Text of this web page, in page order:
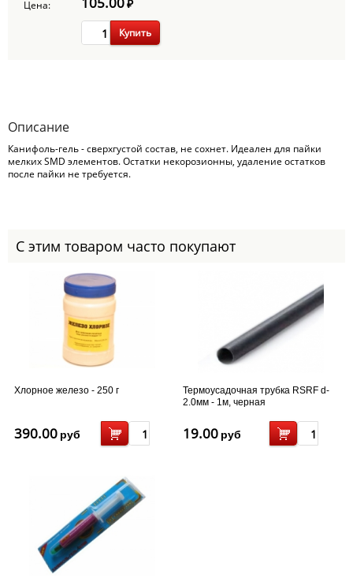
Цена:
₽
Купить
Описание
Канифоль-гель - сверхгустой состав, не сохнет. Идеален для пайки
мелких SMD элементов. Остатки некорозионны, удаление остатков
после пайки не требуется.
С этим товаром часто покупают
Хлорное железо - 250 г
390.00 руб
Термоусадочная трубка RSRF d-
2.0мм - 1м, черная
19.00 руб